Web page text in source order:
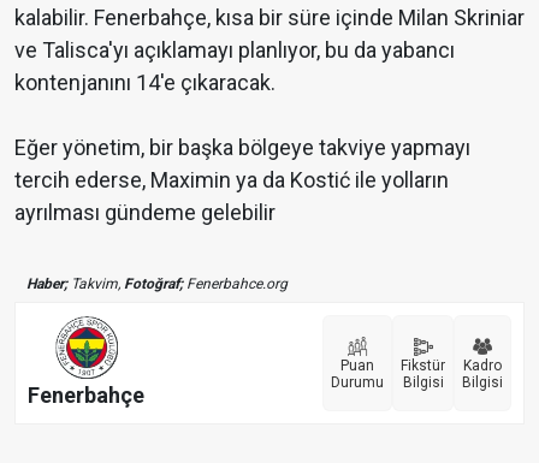
kalabilir. Fenerbahçe, kısa bir süre içinde Milan Skriniar
ve Talisca'yı açıklamayı planlıyor, bu da yabancı
kontenjanını 14'e çıkaracak.
Eğer yönetim, bir başka bölgeye takviye yapmayı
tercih ederse, Maximin ya da Kostić ile yolların
ayrılması gündeme gelebilir
Haber;Takvim, Fotoğraf;Fenerbahce.org
Fenerbahçe
Puan
Durumu
Fikstür
Bilgisi
Kadro
Bilgisi